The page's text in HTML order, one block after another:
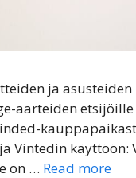
ja asusteiden
aarteiden
Vintedin käyttöön:
on … Read more